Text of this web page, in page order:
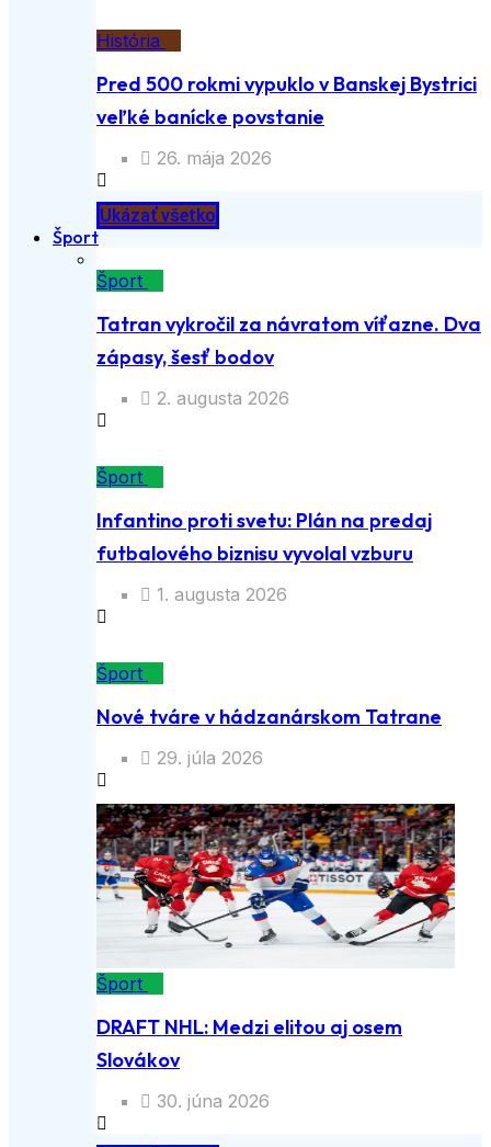
História
Pred 500 rokmi vypuklo v Banskej Bystrici
veľké banícke povstanie
26. mája 2026
Ukázať všetko
Šport
Šport
Tatran vykročil za návratom víťazne. Dva
zápasy, šesť bodov
2. augusta 2026
Šport
Infantino proti svetu: Plán na predaj
futbalového biznisu vyvolal vzburu
1. augusta 2026
Šport
Nové tváre v hádzanárskom Tatrane
29. júla 2026
Šport
DRAFT NHL: Medzi elitou aj osem
Slovákov
30. júna 2026